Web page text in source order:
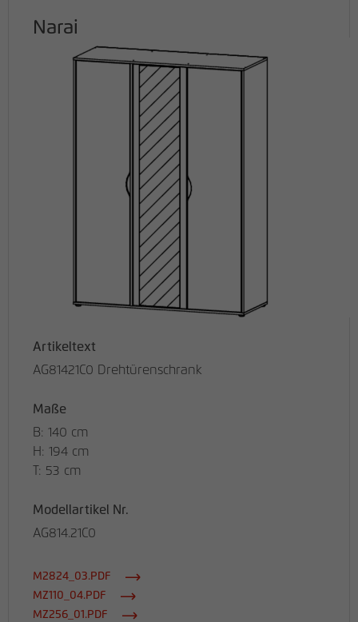
Narai
Artikeltext
AG81421C0 Drehtürenschrank
Maße
B: 140 cm
H: 194 cm
T: 53 cm
Modellartikel Nr.
AG814.21C0
M2824_03.PDF
MZ110_04.PDF
MZ256_01.PDF